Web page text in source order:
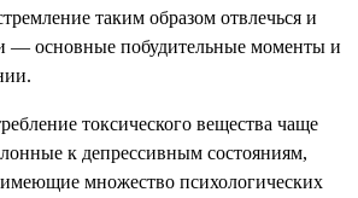
таким образом отвлечься и
— основные побудительные моменты и
токсического вещества чаще
к депрессивным состояниям,
множество психологических